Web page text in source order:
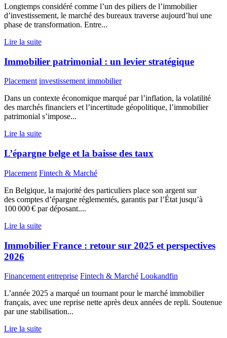
Longtemps considéré comme l’un des piliers de l’immobilier
d’investissement, le marché des bureaux traverse aujourd’hui une
phase de transformation. Entre...
Lire la suite
Immobilier patrimonial : un levier stratégique
Placement investissement immobilier
Dans un contexte économique marqué par l’inflation, la volatilité
des marchés financiers et l’incertitude géopolitique, l’immobilier
patrimonial s’impose...
Lire la suite
L’épargne belge et la baisse des taux
Placement Fintech & Marché
En Belgique, la majorité des particuliers place son argent sur
des comptes d’épargne réglementés, garantis par l’État jusqu’à
100 000 € par déposant....
Lire la suite
Immobilier France : retour sur 2025 et perspectives
2026
Financement entreprise Fintech & Marché Lookandfin
L’année 2025 a marqué un tournant pour le marché immobilier
français, avec une reprise nette après deux années de repli. Soutenue
par une stabilisation...
Lire la suite